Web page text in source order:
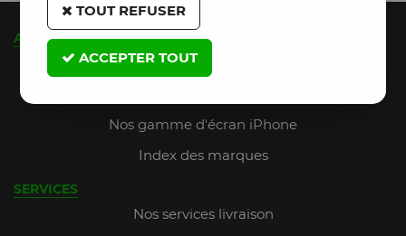
A PROPOS
Qui sommes-nous ?
Nos gamme d'écran iPhone
Index des marques
SERVICES
Nos services livraison
TOUT REFUSER
ACCEPTER TOUT